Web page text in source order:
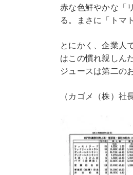
赤な色鮮やかな「
る。まさに「トマ
とにかく、企業人
はこの慣れ親しん
ジュースは第二の
（カゴメ（株）社